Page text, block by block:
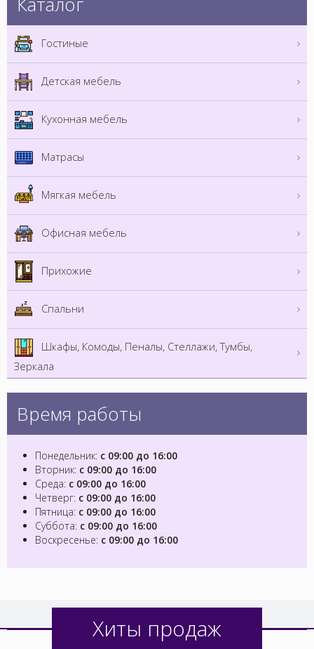
Гостиные
Детская мебель
Кухонная мебель
Матрасы
Мягкая мебель
Офисная мебель
Прихожие
Спальни
Шкафы, Комоды, Пеналы, Стеллажи, Тумбы,
Зеркала
Время работы
Понедельник: с 09:00 до 16:00
Вторник: с 09:00 до 16:00
Среда: с 09:00 до 16:00
Четверг: с 09:00 до 16:00
Пятница: с 09:00 до 16:00
Суббота: с 09:00 до 16:00
Воскресенье: с 09:00 до 16:00
Хиты продаж